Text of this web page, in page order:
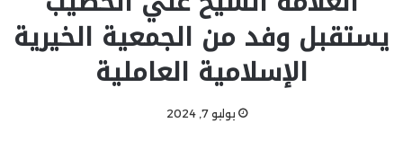
يستقبل وفد من الجمعية الخيرية
الإسلامية العاملية
يوليو 7, 2024